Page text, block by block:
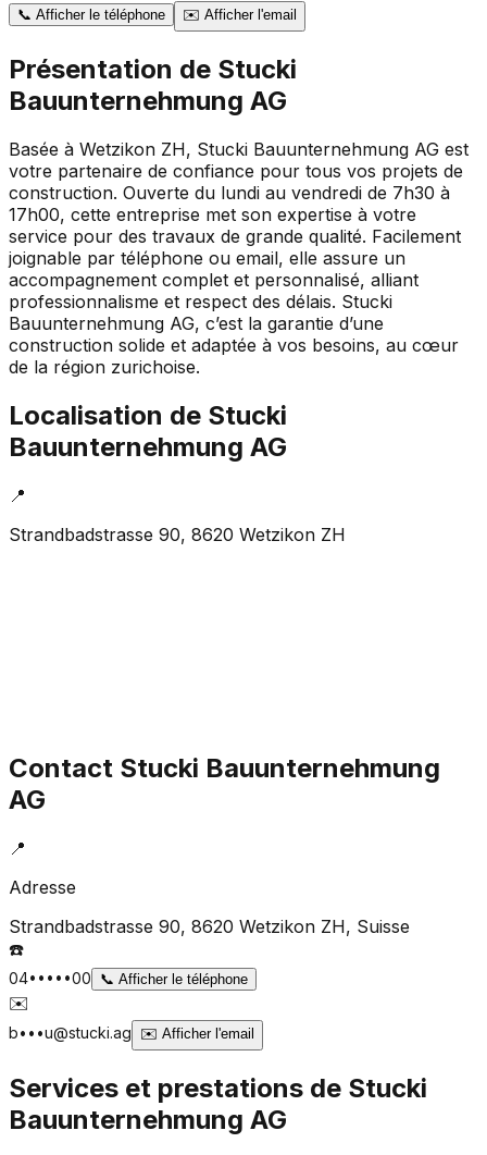
📞 Afficher le téléphone ✉️ Afficher l'email
Présentation de Stucki
Bauunternehmung AG
Basée à Wetzikon ZH, Stucki Bauunternehmung AG est
votre partenaire de confiance pour tous vos projets de
construction. Ouverte du lundi au vendredi de 7h30 à
17h00, cette entreprise met son expertise à votre
service pour des travaux de grande qualité. Facilement
joignable par téléphone ou email, elle assure un
accompagnement complet et personnalisé, alliant
professionnalisme et respect des délais. Stucki
Bauunternehmung AG, c’est la garantie d’une
construction solide et adaptée à vos besoins, au cœur
de la région zurichoise.
Localisation de Stucki
Bauunternehmung AG
📍
Strandbadstrasse 90, 8620 Wetzikon ZH
Contact Stucki Bauunternehmung
AG
📍
Adresse
Strandbadstrasse 90, 8620 Wetzikon ZH, Suisse
☎️
04•••••00 📞 Afficher le téléphone
✉️
b•••u@stucki.ag ✉️ Afficher l'email
Services et prestations de Stucki
Bauunternehmung AG